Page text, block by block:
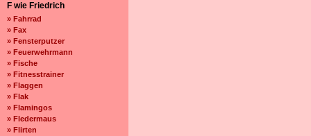
F wie Friedrich
» Fahrrad
» Fax
» Fensterputzer
» Feuerwehrmann
» Fische
» Fitnesstrainer
» Flaggen
» Flak
» Flamingos
» Fledermaus
» Flirten